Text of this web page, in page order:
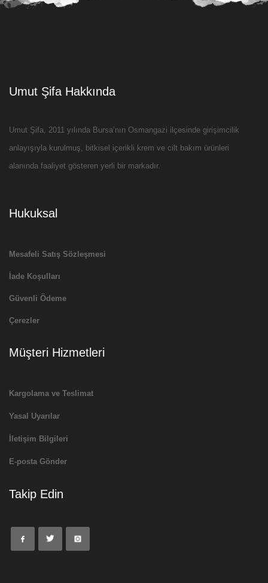
Umut Şifa Hakkında
Umut Şifa, 2011 yılında Bursa’nın Osmangazi ilçesinde girişimcilik
anlayışıyla kurulmuş, bitkisel içerikli krem ve cilt bakım ürünleri
alanında faaliyet gösteren yerli bir markadır.
Hukuksal
Mesafeli Satış Sözleşmesi
İade Koşulları
Güvenli Ödeme
Çerezler
Müşteri Hizmetleri
Kargolama ve Teslimat
Yasal Uyarılar
İletişim Bilgileri
E-posta Gönder
Takip Edin